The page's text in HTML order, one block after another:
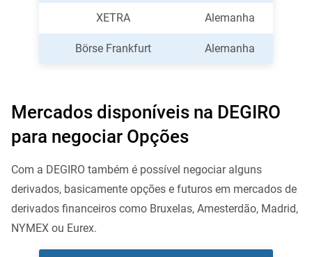
XETRA Alemanha
Börse Frankfurt Alemanha
Mercados disponíveis na DEGIRO
para negociar Opções
Com a DEGIRO também é possível negociar alguns
derivados, basicamente opções e futuros em mercados de
derivados financeiros como Bruxelas, Amesterdão, Madrid,
NYMEX ou Eurex.